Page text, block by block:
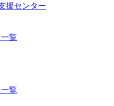
援センター
覧
覧